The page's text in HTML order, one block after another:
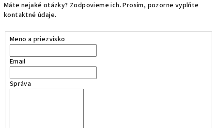
Máte nejaké otázky? Zodpovieme ich. Prosím, pozorne vyplňte
kontaktné údaje.
Meno a priezvisko
Email
Správa